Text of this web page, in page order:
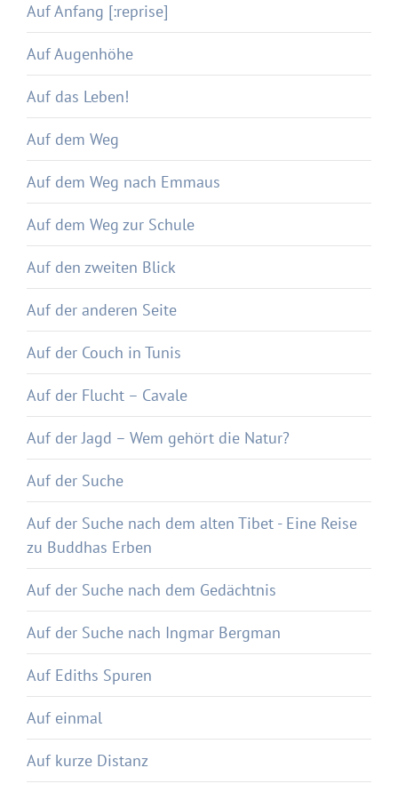
Auf Anfang [:reprise]
Auf Augenhöhe
Auf das Leben!
Auf dem Weg
Auf dem Weg nach Emmaus
Auf dem Weg zur Schule
Auf den zweiten Blick
Auf der anderen Seite
Auf der Couch in Tunis
Auf der Flucht – Cavale
Auf der Jagd – Wem gehört die Natur?
Auf der Suche
Auf der Suche nach dem alten Tibet - Eine Reise
zu Buddhas Erben
Auf der Suche nach dem Gedächtnis
Auf der Suche nach Ingmar Bergman
Auf Ediths Spuren
Auf einmal
Auf kurze Distanz